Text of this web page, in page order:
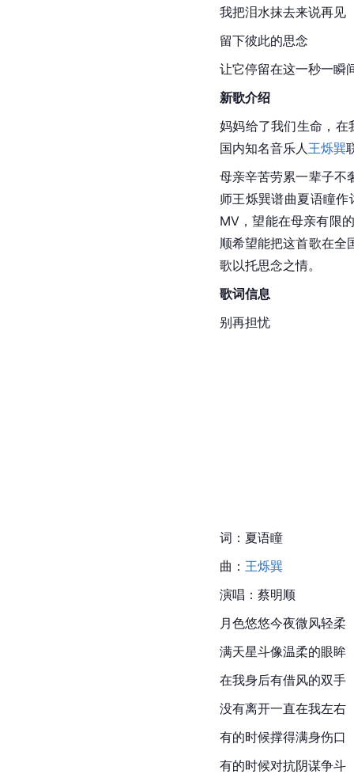
我把泪水抹去来说再见
留下彼此的思念
让它停留在这一秒一瞬
新歌介绍
妈妈给了我们生命，
国内知名音乐人王烁巽
母亲辛苦劳累一辈子不
师王烁巽谱曲夏语瞳
MV，望能在母亲有限
顺希望能把这首歌在全
歌以托思念之情。
歌词信息
别再担忧
词：夏语瞳
曲： 王烁巽
演唱：蔡明顺
月色悠悠今夜微风轻柔
满天星斗像温柔的眼眸
在我身后有借风的双手
没有离开一直在我左右
有的时候撑得满身伤口
有的时候对抗阴谋争斗